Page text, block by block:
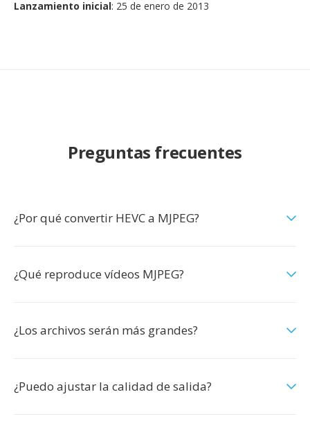
Lanzamiento inicial: 25 de enero de 2013
Preguntas frecuentes
¿Por qué convertir HEVC a MJPEG?
¿Qué reproduce vídeos MJPEG?
¿Los archivos serán más grandes?
¿Puedo ajustar la calidad de salida?